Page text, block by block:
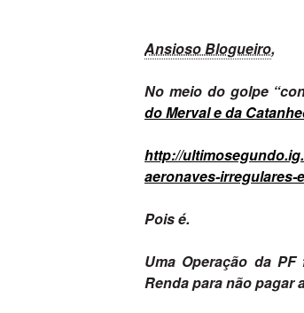
Ansioso Blogueiro,
No meio do golpe
do Merval e da
http://
aeronaves-irregulares-
Pois é.
Uma Operação da
Renda para não pagar